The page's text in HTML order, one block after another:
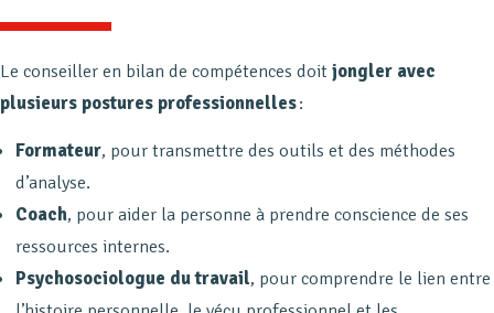
Le conseiller en bilan de compétences doitjongler avec
plusieurs postures professionnelles:
Formateur, pour transmettre des outils et des méthodes
d’analyse.
Coach, pour aider la personne à prendre conscience de ses
ressources internes.
Psychosociologue du travail, pour comprendre le lien entre